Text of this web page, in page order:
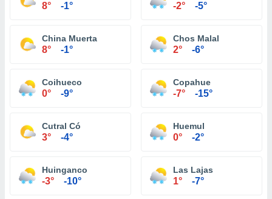
8° -1° -2° -5°
China Muerta
8° -1°
Chos Malal
2° -6°
Coihueco
0° -9°
Copahue
-7° -15°
Cutral Có
3° -4°
Huemul
0° -2°
Huinganco
-3° -10°
Las Lajas
1° -7°